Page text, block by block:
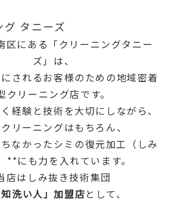
グ タニーズ
区にある「クリーニングタニー
ズ」は、
されるお客様のための地域密着
クリーニング店です。
経験と技術を大切にしながら、
リーニングはもちろん、
なかったシミの復元加工（しみ
**にも力を入れています。
店はしみ抜き技術集団
知洗い人」加盟店として、